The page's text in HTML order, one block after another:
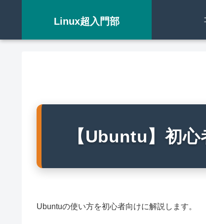
Linux超入門部
【Ubuntu】初
Ubuntuの使い方を初心者向けに解説します。